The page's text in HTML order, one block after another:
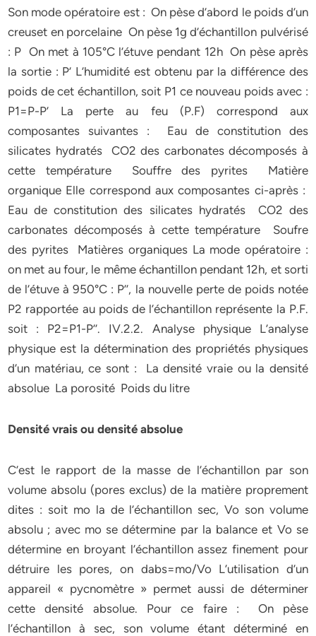
Son mode opératoire est : On pèse d’abord le poids d’un
creuset en porcelaine On pèse 1g d’échantillon pulvérisé
: P On met à 105°C l’étuve pendant 12h On pèse après
la sortie : P’ L’humidité est obtenu par la différence des
poids de cet échantillon, soit P1 ce nouveau poids avec :
P1=P-P’ La perte au feu (P.F) correspond aux
composantes suivantes : Eau de constitution des
silicates hydratés CO2 des carbonates décomposés à
cette température Souffre des pyrites Matière
organique Elle correspond aux composantes ci-après :
Eau de constitution des silicates hydratés CO2 des
carbonates décomposés à cette température Soufre
des pyrites Matières organiques La mode opératoire :
on met au four, le même échantillon pendant 12h, et sorti
de l’étuve à 950°C : P’’, la nouvelle perte de poids notée
P2 rapportée au poids de l’échantillon représente la P.F.
soit : P2=P1-P’’. IV.2.2. Analyse physique L’analyse
physique est la détermination des propriétés physiques
d’un matériau, ce sont : La densité vraie ou la densité
absolue La porosité Poids du litre
Densité vrais ou densité absolue
C’est le rapport de la masse de l’échantillon par son
volume absolu (pores exclus) de la matière proprement
dites : soit mo la de l’échantillon sec, Vo son volume
absolu ; avec mo se détermine par la balance et Vo se
détermine en broyant l’échantillon assez finement pour
détruire les pores, on dabs=mo/Vo L’utilisation d’un
appareil « pycnomètre » permet aussi de déterminer
cette densité absolue. Pour ce faire : On pèse
l’échantillon à sec, son volume étant déterminé en